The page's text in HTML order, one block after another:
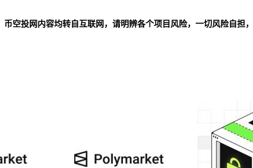
币空投网内容均转自互联网，请明辨各个项目风险，一切风险自担